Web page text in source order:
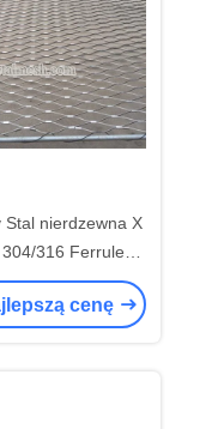
Stal nierdzewna X
316 Ferrule
Typ
cenę